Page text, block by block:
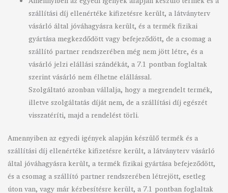
szállítási díj ellenértéke kifizetésre került, a látványterv
vásárló által jóváhagyásra került, és a termék fizikai
gyártása megkezdődött vagy befejeződött, de a csomag a
szállító partner rendszerében még nem jött létre, és a
vásárló jelzi elállási szándékát, a 7.1 pontban foglaltak
szerint vásárló nem élhetne elállással.
Szolgáltató azonban vállalja, hogy a megrendelt termék,
illetve szolgáltatás díját nem, de a szállítási díj egészét
visszatéríti, majd a rendelést törli.
Amennyiben az egyedi igények alapján készülő termék és a
szállítási díj ellenértéke kifizetésre került, a látványterv vásárló
által jóváhagyásra került, a termék fizikai gyártása befejeződött,
és a csomag a szállító partner rendszerében létrejött, esetleg
úton van, vagy már kézbesítésre került, a 7.1 pontban foglaltak